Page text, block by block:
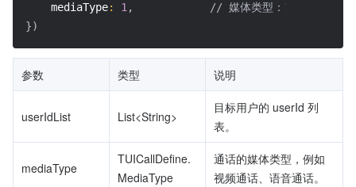
mediaType: 1,
// 媒体类型：1: 语音通话
})
参数 类型 说明
userIdList List<String>
目标用户的 userId 列
表。
mediaType
TUICallDefine.
MediaType
通话的媒体类型，例如
视频通话、语音通话。